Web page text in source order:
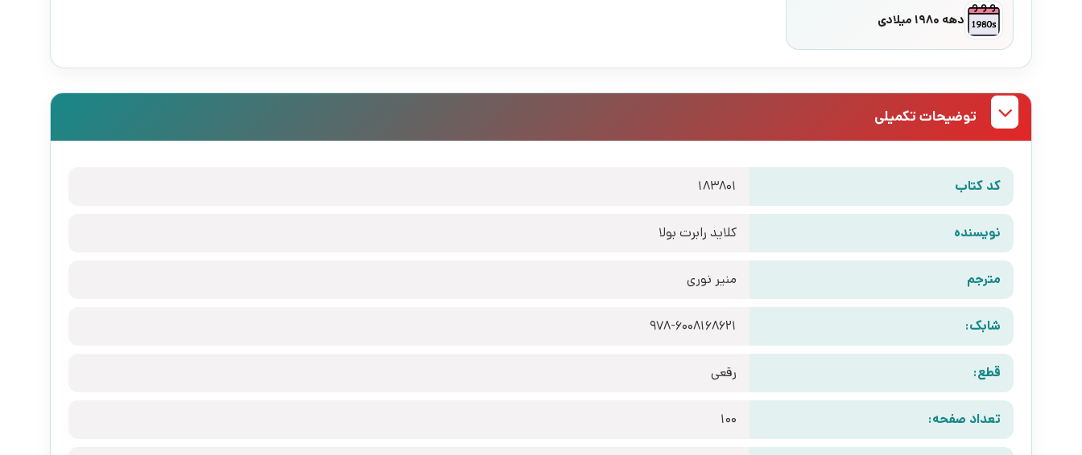
دهه 1980 میلادی
توضیحات تکمیلی
کد کتاب 183801
نویسنده کلاید رابرت بولا
مترجم منیر نوری
شابک: 978-6008168621
قطع: رقعی
تعداد صفحه: 100